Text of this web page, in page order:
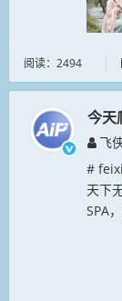
阅读：2494
今天
飞
#
天下
SPA